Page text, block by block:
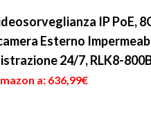
IP PoE,
Esterno
24/7, RLK8-
a: 636,99€